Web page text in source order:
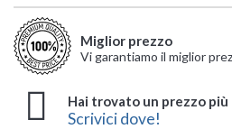
Miglior prezzo
Vi garantiamo il miglior
Hai trovato un prezzo più
Scrivici dove!